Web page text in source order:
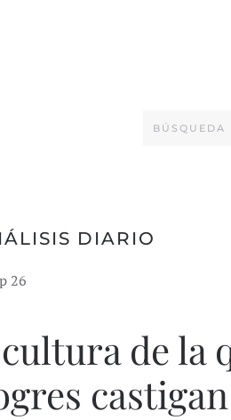
DIARIO
26
de la